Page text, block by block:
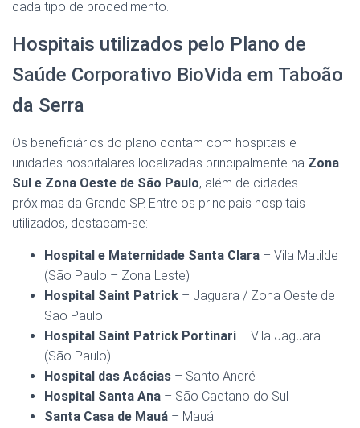
cada tipo de procedimento.
Hospitais utilizados pelo Plano de
Saúde Corporativo BioVida em Taboão
da Serra
Os beneficiários do plano contam com hospitais e
unidades hospitalares localizadas principalmente na Zona
Sul e Zona Oeste de São Paulo, além de cidades
próximas da Grande SP. Entre os principais hospitais
utilizados, destacam-se:
Hospital e Maternidade Santa Clara – Vila Matilde
(São Paulo – Zona Leste)
Hospital Saint Patrick – Jaguara / Zona Oeste de
São Paulo
Hospital Saint Patrick Portinari – Vila Jaguara
(São Paulo)
Hospital das Acácias – Santo André
Hospital Santa Ana – São Caetano do Sul
Santa Casa de Mauá – Mauá